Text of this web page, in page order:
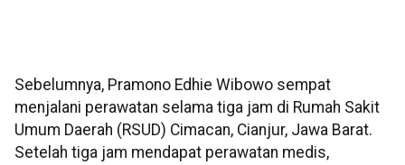
Sebelumnya, Pramono Edhie Wibowo sempat
menjalani perawatan selama tiga jam di Rumah Sakit
Umum Daerah (RSUD) Cimacan, Cianjur, Jawa Barat.
Setelah tiga jam mendapat perawatan medis,